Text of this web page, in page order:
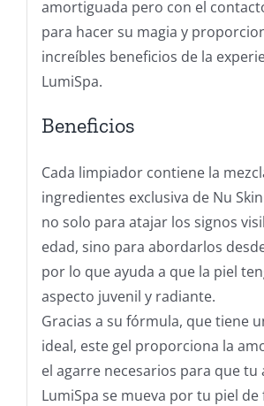
amortiguada pero con el
para hacer su magia y
increíbles beneficios de la
LumiSpa.
Beneficios
Cada limpiador contiene la
ingredientes exclusiva de Nu
no solo para atajar los signos
edad, sino para abordarlos
por lo que ayuda a que la piel
aspecto juvenil y radiante.
Gracias a su fórmula, que tiene
ideal, este gel proporciona la
el agarre necesarios para que tu
LumiSpa se mueva por tu piel